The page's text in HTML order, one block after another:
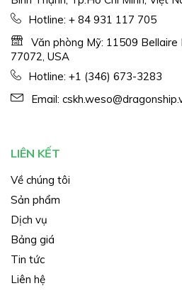
Hotline: + 84 931 117 705
Văn phòng Mỹ: 11509
77072, USA
Hotline: +1 (346) 673-3283
Email:
LIÊN KẾT
Về chúng tôi
Sản phẩm
Dịch vụ
Bảng giá
Tin tức
Liên hệ